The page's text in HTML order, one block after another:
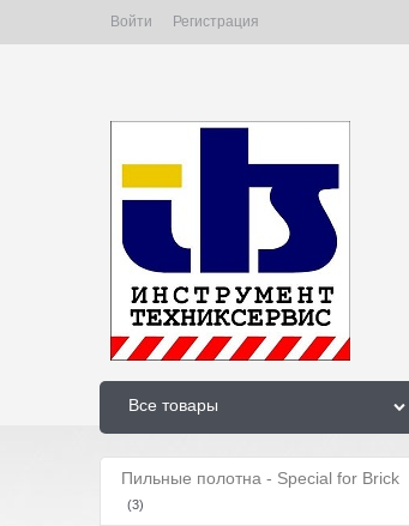
Войти Регистрация
Все товары
Пильные полотна - Special for Brick
(3)